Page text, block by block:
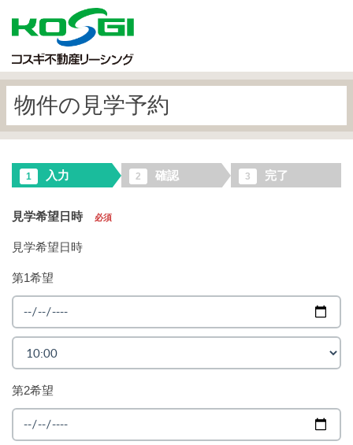
物件の見学予約
1 入力 2 確認 3 完了
見学希望日時 必須
見学希望日時
第1希望
第2希望